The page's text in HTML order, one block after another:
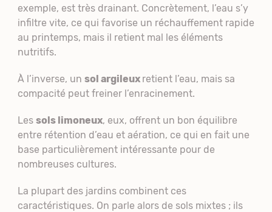
exemple, est très drainant. Concrètement, l’eau s’y
infiltre vite, ce qui favorise un réchauffement rapide
au printemps, mais il retient mal les éléments
nutritifs.
À l’inverse, un sol argileux retient l’eau, mais sa
compacité peut freiner l’enracinement.
Les sols limoneux, eux, offrent un bon équilibre
entre rétention d’eau et aération, ce qui en fait une
base particulièrement intéressante pour de
nombreuses cultures.
La plupart des jardins combinent ces
caractéristiques. On parle alors de sols mixtes ; ils